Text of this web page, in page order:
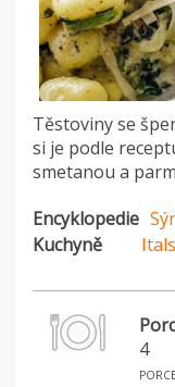
Těstoviny se
si je podle
smetanou a
Encyklopedie
Kuchyně
4
porce